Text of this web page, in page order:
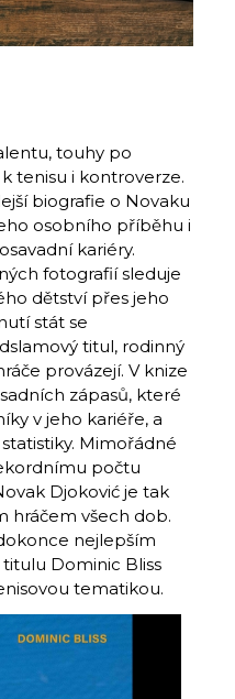
touhy po
tenisu i kontroverze.
biografie o Novaku
osobního příběhu i
kariéry.
fotografií sleduje
dětství přes jeho
stát se
titul, rodinný
provázejí. V knize
zápasů, které
v jeho kariéře, a
Mimořádné
počtu
Djoković je tak
hráčem všech dob.
nejlepším
Dominic Bliss
tematikou.